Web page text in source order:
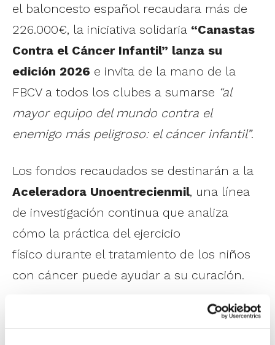
el baloncesto español recaudara más de
226.000€, la iniciativa solidaria “Canastas
Contra el Cáncer Infantil” lanza su
edición 2026 e invita de la mano de la
FBCV a todos los clubes a sumarse “al
mayor equipo del mundo contra el
enemigo más peligroso: el cáncer infantil”.
Los fondos recaudados se destinarán a la
Aceleradora Unoentrecienmil, una línea
de investigación continua que analiza
cómo la práctica del ejercicio
físico durante el tratamiento de los niños
con cáncer puede ayudar a su curación.
En el marco de nuestro compromiso